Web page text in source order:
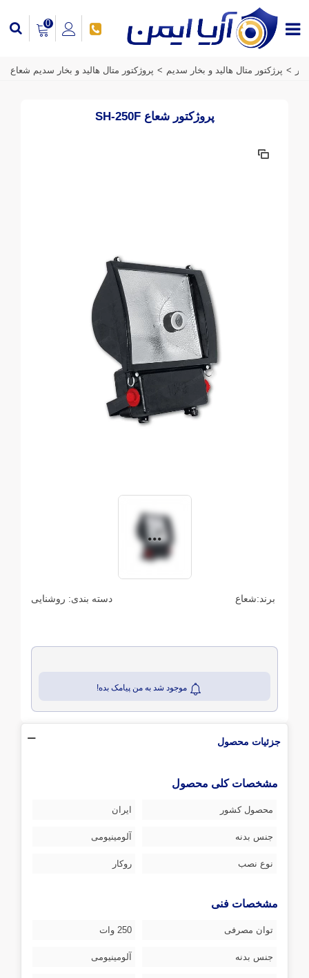
0
> پرژکتور متال هالید و بخار سدیم > پروژکتور متال هالید و بخار سدیم شعاع
پروژکتور شعاع SH-250F
برند:شعاع دسته بندی: روشنایی
موجود شد به من پیامک بده!
جزئیات محصول
مشخصات کلی محصول
محصول کشور ایران
جنس بدنه آلومینیومی
نوع نصب روکار
مشخصات فنی
توان مصرفی 250 وات
جنس بدنه آلومینیومی